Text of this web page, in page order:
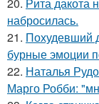
20. Рита дакота
набросилась.
21. Похудевший
бурные эмоции
22. Наталья
Марго Робби: